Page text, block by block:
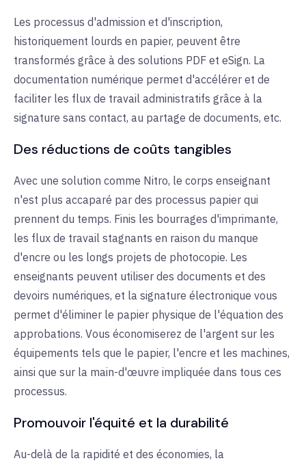
Les processus d'admission et d'inscription,
historiquement lourds en papier, peuvent être
transformés grâce à des solutions PDF et eSign. La
documentation numérique permet d'accélérer et de
faciliter les flux de travail administratifs grâce à la
signature sans contact, au partage de documents, etc.
Des réductions de coûts tangibles
Avec une solution comme Nitro, le corps enseignant
n'est plus accaparé par des processus papier qui
prennent du temps. Finis les bourrages d'imprimante,
les flux de travail stagnants en raison du manque
d'encre ou les longs projets de photocopie. Les
enseignants peuvent utiliser des documents et des
devoirs numériques, et la signature électronique vous
permet d'éliminer le papier physique de l'équation des
approbations. Vous économiserez de l'argent sur les
équipements tels que le papier, l'encre et les machines,
ainsi que sur la main-d'œuvre impliquée dans tous ces
processus.
Promouvoir l'équité et la durabilité
Au-delà de la rapidité et des économies, la